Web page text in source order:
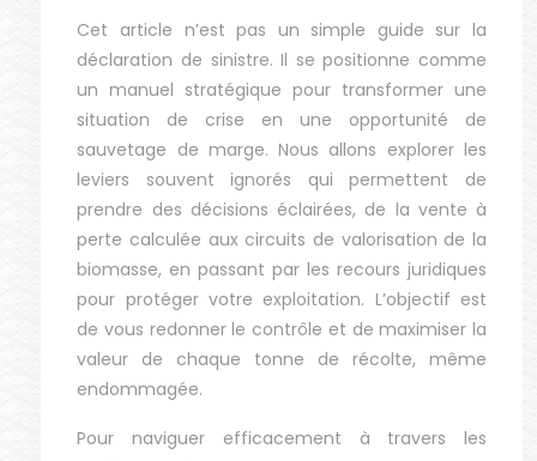
Cet article n’est pas un simple guide sur la
déclaration de sinistre. Il se positionne comme
un manuel stratégique pour transformer une
situation de crise en une opportunité de
sauvetage de marge. Nous allons explorer les
leviers souvent ignorés qui permettent de
prendre des décisions éclairées, de la vente à
perte calculée aux circuits de valorisation de la
biomasse, en passant par les recours juridiques
pour protéger votre exploitation. L’objectif est
de vous redonner le contrôle et de maximiser la
valeur de chaque tonne de récolte, même
endommagée.
Pour naviguer efficacement à travers les